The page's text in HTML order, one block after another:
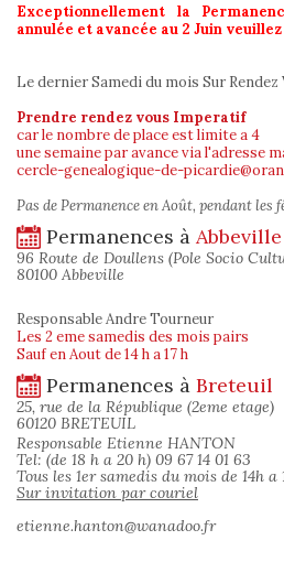
Exceptionnellement la
annulée et avancée au 2 Juin
Le dernier Samedi du mois Sur Rendez
Prendre rendez vous Imperatif
car le nombre de place est limite a 4
une semaine par avance via l'adresse
cercle-genealogique-de-
Pas de Permanence en Août, pendant les
Permanences à Abbeville
96 Route de Doullens (Pole Socio
80100 Abbeville
Responsable Andre Tourneur
Les 2 eme samedis des mois pairs
Sauf en Aout de 14 h a 17 h
Permanences à Breteuil
25, rue de la République (2eme etage)
60120 BRETEUIL
Responsable Etienne HANTON
Tel: (de 18 h a 20 h) 09 67 14 01 63
Tous les 1er samedis du mois de 14h
Sur invitation par couriel
etienne.hanton@wanadoo.fr